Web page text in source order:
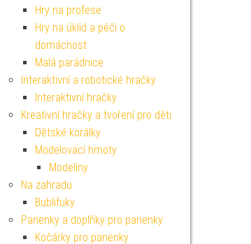
Hry na profese
Hry na úklid a péči o
domácnost
Malá parádnice
Interaktivní a robotické hračky
Interaktivní hračky
Kreativní hračky a tvoření pro děti
Dětské korálky
Modelovací hmoty
Modelíny
Na zahradu
Bublifuky
Panenky a doplňky pro panenky
Kočárky pro panenky